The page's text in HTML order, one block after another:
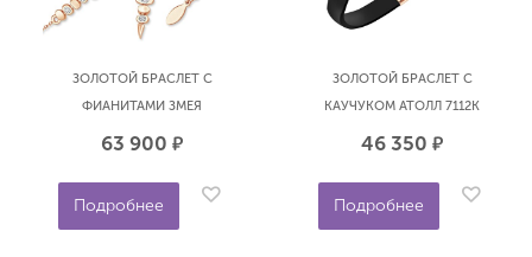
ЗОЛОТОЙ БРАСЛЕТ С
ФИАНИТАМИ ЗМЕЯ
EFREMOV Б13218424
63 900 р.
Подробнее
ЗОЛОТОЙ БРАСЛЕТ С
КАУЧУКОМ АТОЛЛ 7112К
46 350 р.
Подробнее